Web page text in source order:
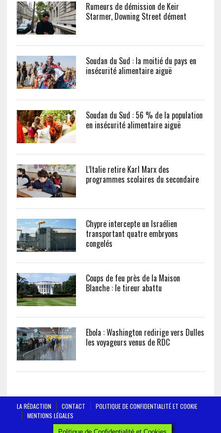
Rumeurs de démission de Keir
Starmer, Downing Street dément
Soudan du Sud : la moitié du pays en
insécurité alimentaire aiguë
Soudan du Sud : 56 % de la population
en insécurité alimentaire aiguë
L’Italie retire Karl Marx des
programmes scolaires du secondaire
Chypre intercepte un Israélien
transportant quatre embryons
congelés
Coups de feu près de la Maison
Blanche : le tireur abattu
Ebola : Washington redirige vers Dulles
les voyageurs venus de RDC
LA RÉDACTION CONTACT
POLITIQUE DE CONFIDENTIALITÉ ET COOKIE
MENTIONS LÉGALES
AFRICTELEGRAPH - ALL RIGHTS RESERVED 2019